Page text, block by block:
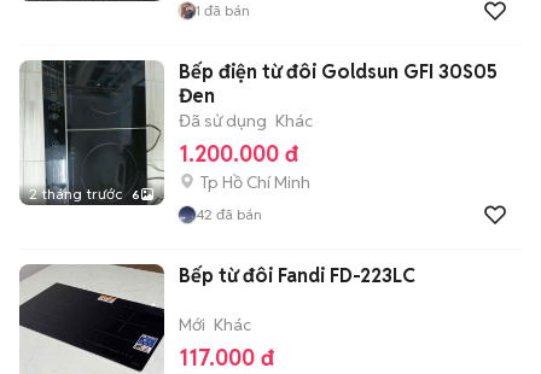
1 đã bán
2 tháng trước 6
Bếp điện từ đôi Goldsun GFI 30S05
Đen
Đã sử dụng Khác
1.200.000 đ
Tp Hồ Chí Minh
42 đã bán
Bếp từ đôi Fandi FD-223LC
Mới Khác
117.000 đ